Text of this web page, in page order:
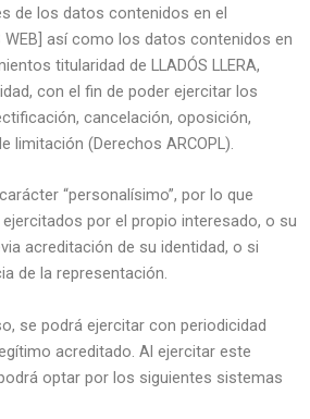
de los datos contenidos en el
WEB] así como los datos contenidos en
titularidad de LLADÓS LLERA,
con el fin de poder ejercitar los
cancelación, oposición,
limitación (Derechos ARCOPL).
“personalísimo”, por lo que
por el propio interesado, o su
acreditación de su identidad, o si
de la representación.
se podrá ejercitar con periodicidad
acreditado. Al ejercitar este
optar por los siguientes sistemas